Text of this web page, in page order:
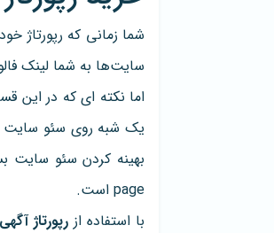
شما زمانی که رپورتاژ
سایت‌ها به شما لینک
اما نکته ای که در این
یک شبه روی سئو سایت
page است.
با استفاده از رپورتاژ آگهی